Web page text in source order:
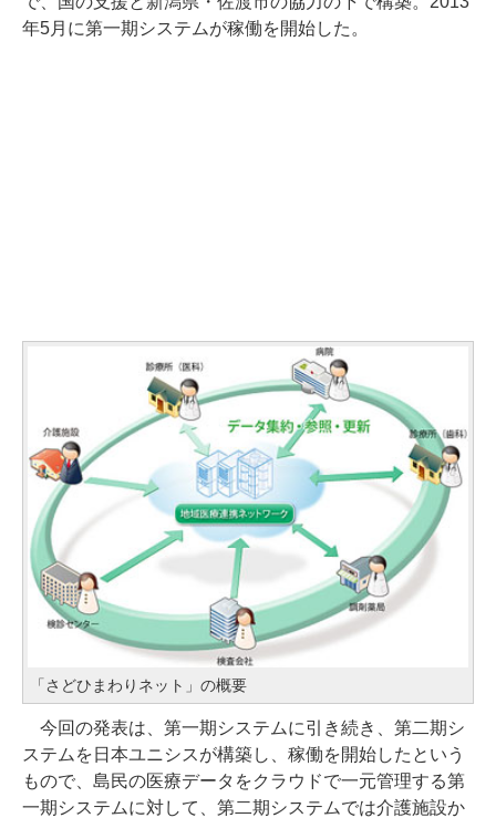
年5月に第一期システムが稼働を開始した。
「さどひまわりネット」の概要
今回の発表は、第一期システムに引き続き、第二期シ
ステムを日本ユニシスが構築し、稼働を開始したという
もので、島民の医療データをクラウドで一元管理する第
一期システムに対して、第二期システムでは介護施設か